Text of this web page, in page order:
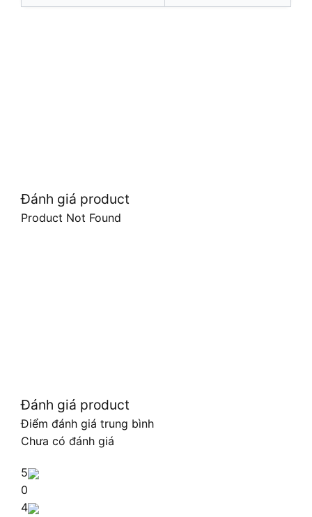
Đánh giá product
Product Not Found
Đánh giá product
Điểm đánh giá trung bình
Chưa có đánh giá
5
0
4